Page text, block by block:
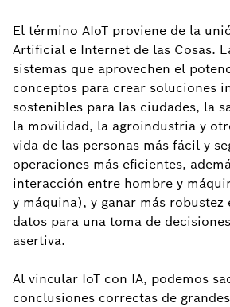
El término AIoT proviene de la
Artificial e Internet de las Cosas.
sistemas que aprovechen el
conceptos para crear soluciones
sostenibles para las ciudades, la
la movilidad, la agroindustria y
vida de las personas más fácil y
operaciones más eficientes,
interacción entre hombre y
y máquina), y ganar más robustez
datos para una toma de
asertiva.
Al vincular IoT con IA, podemos
conclusiones correctas de